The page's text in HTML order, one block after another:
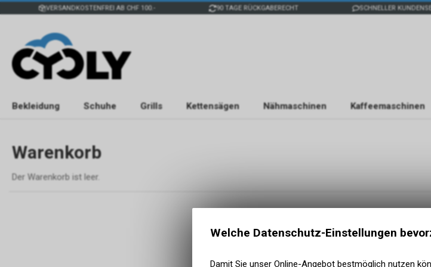
VERSANDKOSTENFREI AB CHF 100.- 90 TAGE RÜCKGABERECHT SCHNELLER
Bekleidung Schuhe Grills Kettensägen Nähmaschinen Kaffeemaschinen
Warenkorb
Der Warenkorb ist leer.
Welche Datenschutz-Einstellungen
Damit Sie unser Online-Angebot bestmöglich nutzen